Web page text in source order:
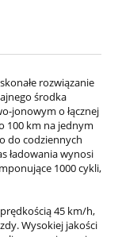
rozwiązanie
środka
jonowym o łącznej
100 km na jednym
do codziennych
ładowania wynosi
1000 cykli,
45 km/h,
Wysokiej jakości